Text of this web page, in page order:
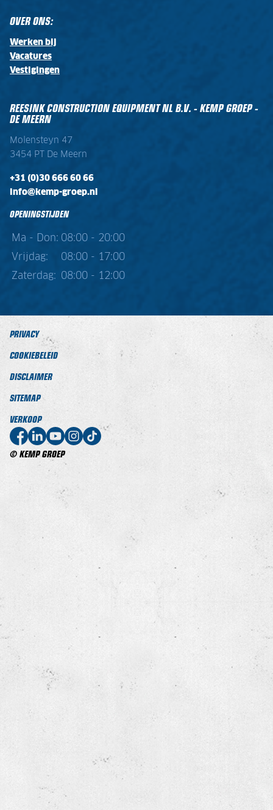
OVER ONS:
Werken bij
Vacatures
Vestigingen
REESINK CONSTRUCTION EQUIPMENT NL B.V. - KEMP GROEP -
DE MEERN
Molensteyn 47
3454 PT De Meern
+31 (0)30 666 60 66
info@kemp-groep.nl
OPENINGSTIJDEN
Ma - Don: 08:00 - 20:00
Vrijdag:
08:00 - 17:00
Zaterdag:
08:00 - 12:00
© KEMP GROEP
PRIVACY
COOKIEBELEID
DISCLAIMER
SITEMAP
VERKOOP